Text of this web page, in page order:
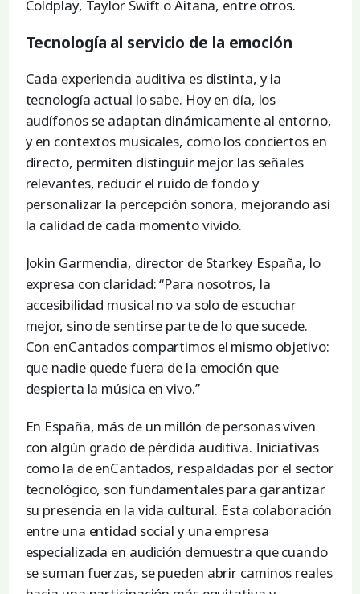
Coldplay, Taylor Swift o Aitana, entre otros.
Tecnología al servicio de la emoción
Cada experiencia auditiva es distinta, y la
tecnología actual lo sabe. Hoy en día, los
audífonos se adaptan dinámicamente al entorno,
y en contextos musicales, como los conciertos en
directo, permiten distinguir mejor las señales
relevantes, reducir el ruido de fondo y
personalizar la percepción sonora, mejorando así
la calidad de cada momento vivido.
Jokin Garmendia, director de Starkey España, lo
expresa con claridad: “Para nosotros, la
accesibilidad musical no va solo de escuchar
mejor, sino de sentirse parte de lo que sucede.
Con enCantados compartimos el mismo objetivo:
que nadie quede fuera de la emoción que
despierta la música en vivo.”
En España, más de un millón de personas viven
con algún grado de pérdida auditiva. Iniciativas
como la de enCantados, respaldadas por el sector
tecnológico, son fundamentales para garantizar
su presencia en la vida cultural. Esta colaboración
entre una entidad social y una empresa
especializada en audición demuestra que cuando
se suman fuerzas, se pueden abrir caminos reales